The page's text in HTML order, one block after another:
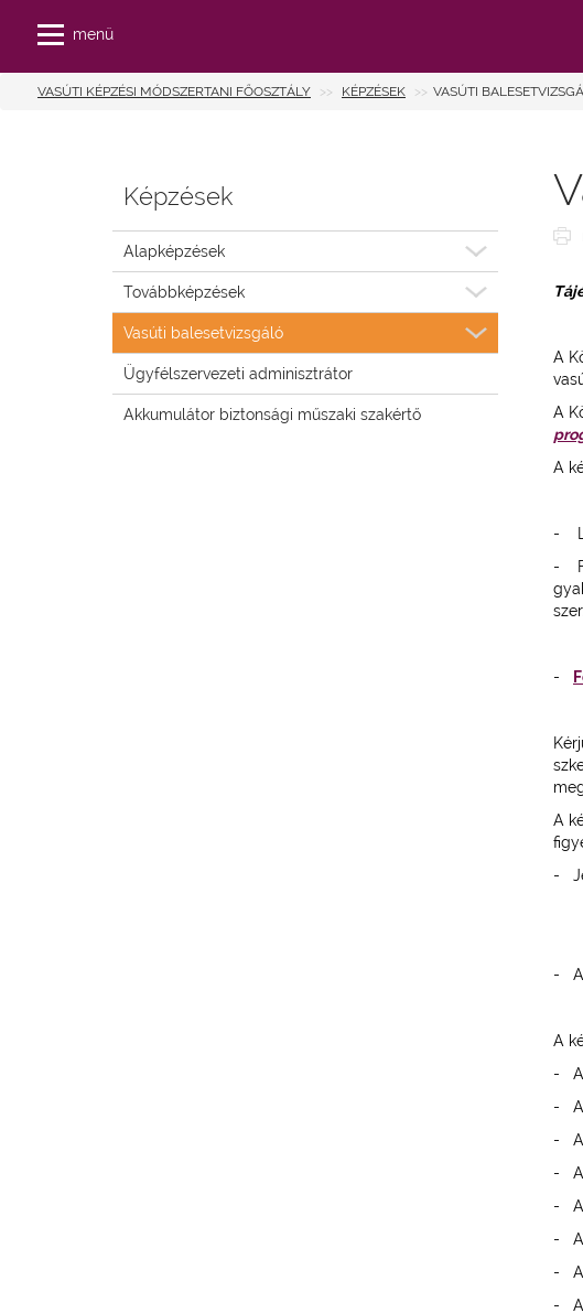
menü
VASÚTI KÉPZÉSI MÓDSZERTANI FŐOSZTÁLY KÉPZÉSEK VASÚTI
Képzések
Alapképzések
Továbbképzések
Vasúti balesetvizsgáló
Ügyfélszervezeti adminisztrátor
Akkumulátor biztonsági műszaki szakértő
A
A
A
-
-
-
A
-
-
A
- A
-
-
-
-
- A
-
-